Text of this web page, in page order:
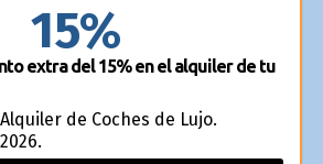
15%
extra del 15% en el alquiler de tu
de Coches de Lujo.